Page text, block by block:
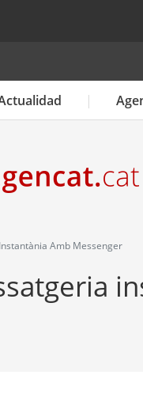
Amb Messenger